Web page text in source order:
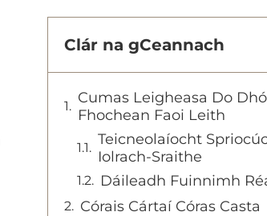
Clár na gCeannach
Cumas Leigheasa Do
Fhochean Faoi Leith
Teicneolaíocht
Iolrach-Sraithe
Dáileadh Fuinnimh
Córais Cártaí Córas Casta